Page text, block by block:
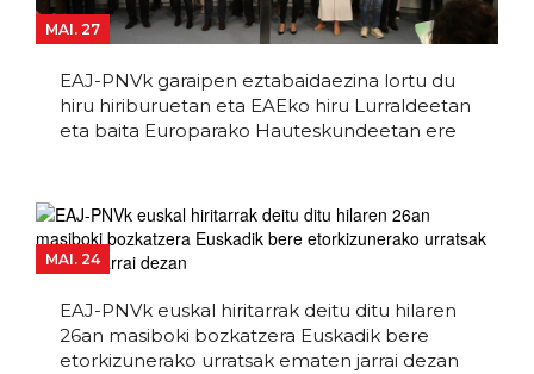
MAI. 27
EAJ-PNVk garaipen eztabaidaezina lortu du
hiru hiriburuetan eta EAEko hiru Lurraldeetan
eta baita Europarako Hauteskundeetan ere
MAI. 24
EAJ-PNVk euskal hiritarrak deitu ditu hilaren
26an masiboki bozkatzera Euskadik bere
etorkizunerako urratsak ematen jarrai dezan